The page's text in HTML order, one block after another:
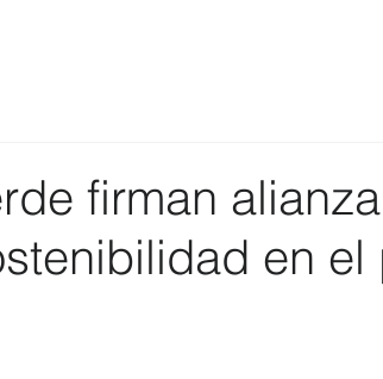
firman alianza
en el